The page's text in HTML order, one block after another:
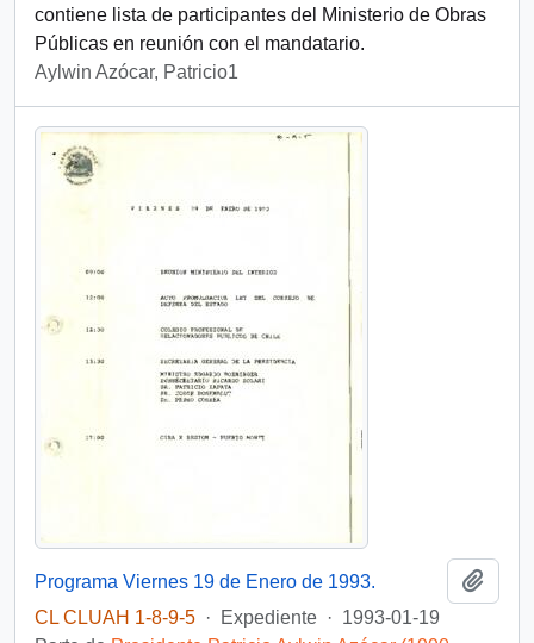
contiene lista de participantes del Ministerio de Obras
Públicas en reunión con el mandatario.
Aylwin Azócar, Patricio1
Programa Viernes 19 de Enero de 1993.
CL CLUAH 1-8-9-5 · Expediente · 1993-01-19